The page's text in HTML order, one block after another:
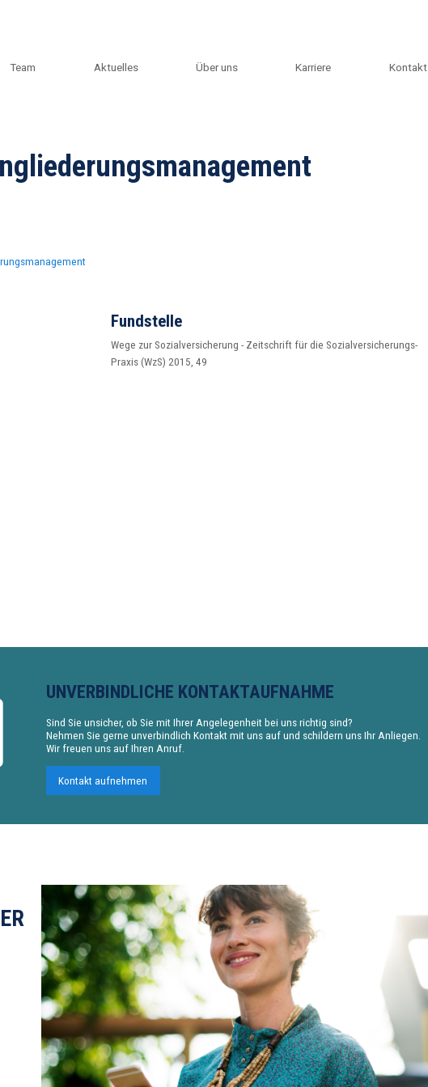
Team Aktuelles Über uns Karriere Kontakt
Fundstelle
Wege zur Sozialversicherung - Zeitschrift für die Sozialversicherungs-
Praxis (WzS) 2015, 49
UNVERBINDLICHE KONTAKTAUFNAHME
Sind Sie unsicher, ob Sie mit Ihrer Angelegenheit bei uns richtig sind?
Nehmen Sie gerne unverbindlich Kontakt mit uns auf und schildern uns Ihr Anliegen.
Wir freuen uns auf Ihren Anruf.
Kontakt aufnehmen